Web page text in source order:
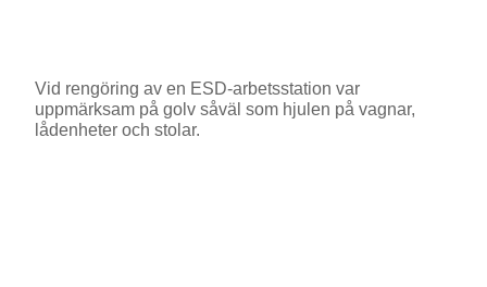
Vid rengöring av en ESD-arbetsstation var
uppmärksam på golv såväl som hjulen på vagnar,
lådenheter och stolar.